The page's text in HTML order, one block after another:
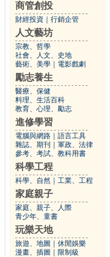
商管創投
財經投資 行銷企管
人文藝坊
宗教、哲學
社會、人文、史地
藝術、美學
電影戲劇
勵志養生
醫療、保健
料理、生活百科
教育、心理、勵志
進修學習
電腦與網路
語言工具
雜誌、期刊
軍政、法律
參考、考試、教科用書
科學工程
科學、自然 工業、工程
家庭親子
家庭、親子、人際
青少年、童書
玩樂天地
旅遊、地圖
休閒娛樂
漫畫、插圖
限制級